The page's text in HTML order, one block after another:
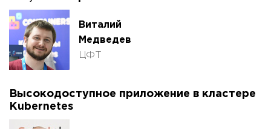
Виталий
Медведев
ЦФТ
Высокодоступное приложение в кластере
Kubernetes